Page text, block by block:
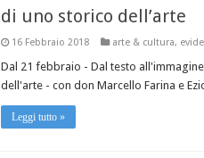
di uno storico dell’arte
16 Febbraio 2018 arte & cultura,
Dal 21 febbraio - Dal testo
dell'arte - con don Marcello Farina e
Leggi tutto »